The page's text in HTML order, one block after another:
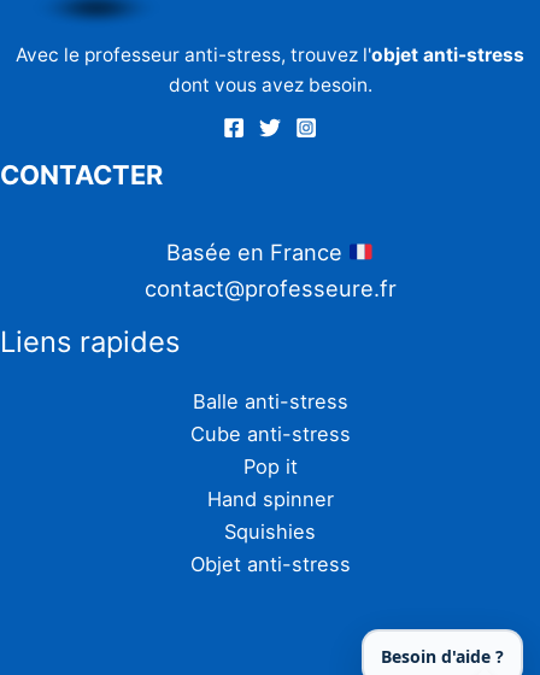
Avec le professeur anti-stress, trouvez l'objet anti-stress
dont vous avez besoin.
CONTACTER
Basée en France
contact@professeure.fr
Liens rapides
Balle anti-stress
Cube anti-stress
Pop it
Hand spinner
Squishies
Objet anti-stress
Besoin d'aide ?